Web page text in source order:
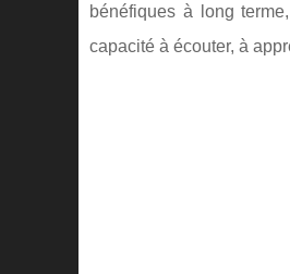
bénéfiques à long
capacité à écouter, à